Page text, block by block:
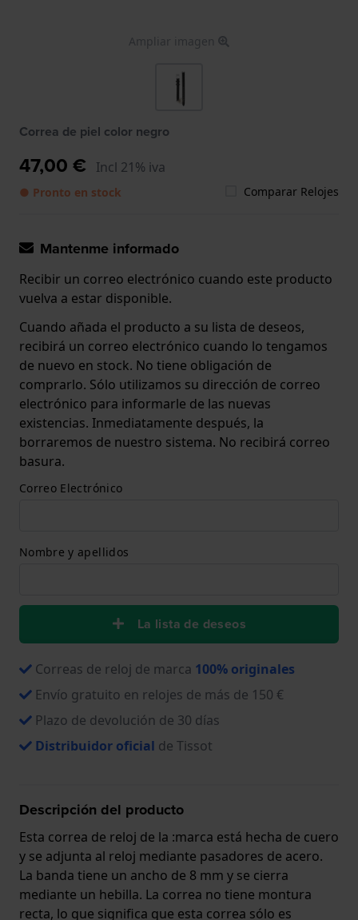
Ampliar imagen
Correa de piel color negro
47,00 € Incl 21% iva
● Pronto en stock Comparar Relojes
Mantenme informado
Recibir un correo electrónico cuando este producto
vuelva a estar disponible.
Cuando añada el producto a su lista de deseos,
recibirá un correo electrónico cuando lo tengamos
de nuevo en stock. No tiene obligación de
comprarlo. Sólo utilizamos su dirección de correo
electrónico para informarle de las nuevas
existencias. Inmediatamente después, la
borraremos de nuestro sistema. No recibirá correo
basura.
Correo Electrónico
Nombre y apellidos
La lista de deseos
Correas de reloj de marca 100% originales
Envío gratuito en relojes de más de 150 €
Plazo de devolución de 30 días
Distribuidor oficial de Tissot
Descripción del producto
Esta correa de reloj de la :marca está hecha de cuero
y se adjunta al reloj mediante pasadores de acero.
La banda tiene un ancho de 8 mm y se cierra
mediante un hebilla. La correa no tiene montura
recta, lo que significa que esta correa sólo es